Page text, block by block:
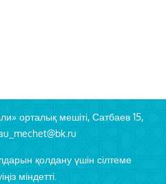
орталық мешіті, Сатбаев 15,
қолдану үшін сілтеме
міндетті.